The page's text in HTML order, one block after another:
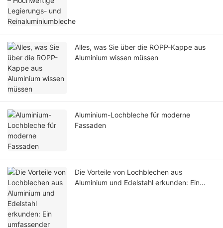
Alles, was Sie über die ROPP-Kappe aus
Aluminium wissen müssen
Aluminium-Lochbleche für moderne
Fassaden
Die Vorteile von Lochblechen aus
Aluminium und Edelstahl erkunden: Ein